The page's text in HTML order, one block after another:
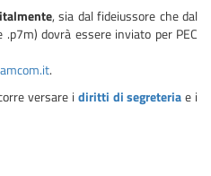
, sia dal fideiussore che dal
dovrà essere inviato per PEC
.
versare i diritti di segreteria e i